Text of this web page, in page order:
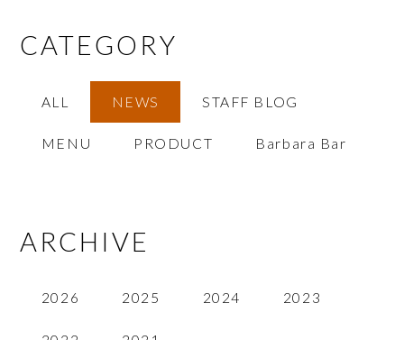
CATEGORY
ALL NEWS STAFF BLOG
MENU PRODUCT Barbara Bar
ARCHIVE
2026 2025 2024 2023